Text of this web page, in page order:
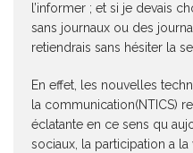
l’informer ; et si je devais
sans journaux ou des
retiendrais sans hésiter la
En effet, les nouvelles
la communication(NTICS)
éclatante en ce sens qu
sociaux, la participation a